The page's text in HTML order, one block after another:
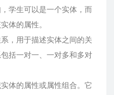
学生可以是一个实体，而
体的属性。
，用于描述实体之间的关
括一对一、一对多和多对
体的属性或属性组合。它